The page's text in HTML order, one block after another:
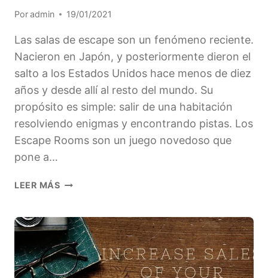
Poradmin 19/01/2021
Las salas de escape son un fenómeno reciente.
Nacieron en Japón, y posteriormente dieron el
salto a los Estados Unidos hace menos de diez
años y desde allí al resto del mundo. Su
propósito es simple: salir de una habitación
resolviendo enigmas y encontrando pistas. Los
Escape Rooms son un juego novedoso que
pone a…
LEER MÁSCÓMO
MEJORES
SALAS
DE
ESCAPE